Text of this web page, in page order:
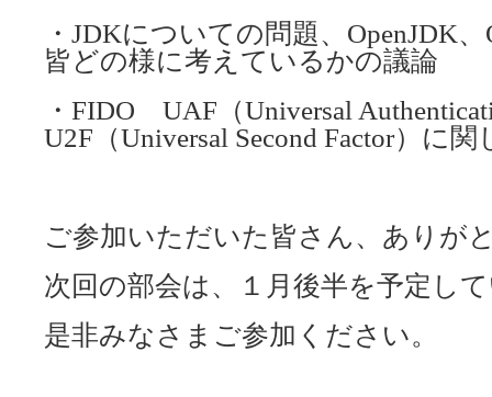
・JDKについての問題、OpenJDK
皆どの様に考えているかの議論
・FIDO UAF（Universal
U2F（Universal Second Factor）に
ご参加いただいた皆さん、ありが
次回の部会は、１月後半を予定し
是非みなさまご参加ください。